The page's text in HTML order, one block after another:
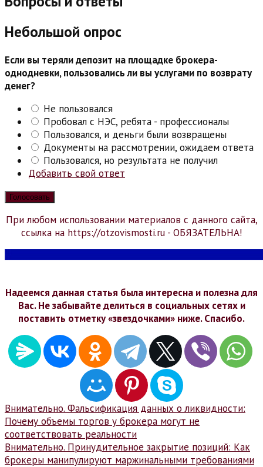
Небольшой опрос
Если вы теряли депозит на площадке брокера-
однодневки, пользовались ли вы услугами по возврату
денег?
Не пользовался
Пробовал с НЭС, ребята - профессионалы
Пользовался, и деньги были возвращены
Документы на рассмотрении, ожидаем ответа
Пользовался, но результата не получил
Добавить свой ответ
При любом использовании материалов с данного сайта,
ссылка на https://otzovismosti.ru - ОБЯЗАТЕЛЬНА!
Надеемся данная статья была интересна и полезна для
Вас. Не забывайте делиться в социальных сетях и
поставить отметку «звездочками» ниже. Спасибо.
Навигация
по
записям
Внимательно. Фальсификация данных о ликвидности:
Почему объемы торгов у брокера могут не
соответствовать реальности
Внимательно. Принудительное закрытие позиций: Как
брокеры манипулируют маржинальными требованиями